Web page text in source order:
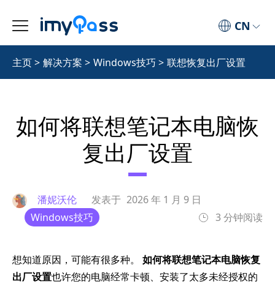
CN
主页> 解决方案 > Windows技巧 > 联想恢复出厂设置
如何将联想笔记本电脑恢
复出厂设置
潘妮沃伦 发表于 2026 年 1 月 9 日
Windows技巧
3 分钟阅读
想知道原因，可能有很多种。 如何将联想笔记本电脑恢复
出厂设置也许您的电脑经常卡顿、安装了太多未经授权的